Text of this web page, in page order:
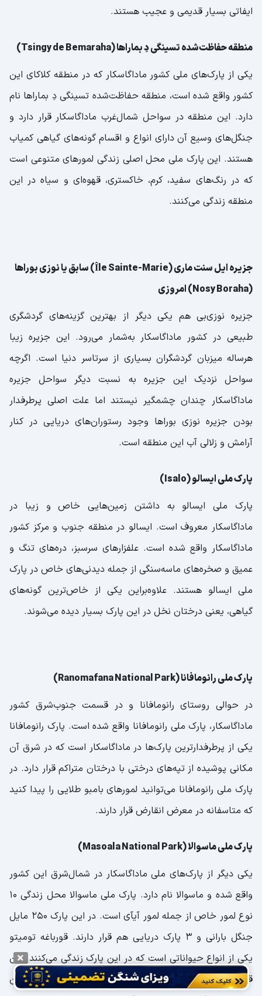
ایفاتی بسیار قدیمی و عجیب هستند.
منطقه حفاظت‌شده تسینگی دِ بماراها (Tsingy de Bemaraha)
یکی از پارک‌های ملی کشور ماداگاسکار که در منطقه کلاکای این
کشور واقع شده است، منطقه حفاظت‌شده تسینگی دِ بماراها نام
دارد. این منطقه در سواحل شمال‌غرب ماداگاسکار قرار دارد و
جنگل‌های وسیع آن دارای انواع و اقسام گونه‌های گیاهی کمیاب
هستند. این پارک ملی محل اصلی زندگی لمورهای متنوعی است
که در رنگ‌های سفید، کرم، خاکستری، قهوه‌ای و سیاه در این
منطقه زندگی می‌کنند.
جزیره ایل سنت ماری (Île Sainte-Marie) سابق یا نوزی بوراها
(Nosy Boraha) امروزی
جزیره نوزی‌بی هم یکی دیگر از بهترین گزینه‌های گردشگری
طبیعی در کشور ماداگاسکار به‌شمار می‌رود. این جزیره زیبا
هرساله میزبان گردشگران بسیاری از سرتاسر دنیا است. اگرچه
سواحل نزدیک این جزیره به نسبت دیگر سواحل جزیره
ماداگاسکار چندان چشمگیر نیستند اما علت اصلی پرطرفدار
بودن جزیره نوزی بوراها وجود رستوران‌های دریایی در کنار
آرامش و زلالی آب این منطقه است.
پارک ملی ایسالو (Isalo)
پارک ملی ایسالو به داشتن زمین‌هایی خاص و زیبا در
ماداگاسکار معروف است. ایسالو در منطقه جنوب و مرکز کشور
ماداگاسکار واقع شده است. علفزارهای سرسبز، دره‌های تنگ و
عمیق و صخره‌های ماسه‌سنگی از جمله دیدنی‌های خاص در پارک
ملی ایسالو هستند. علاوه‌براین یکی از خاص‌ترین گونه‌های
گیاهی، یعنی درختان نخل در این پارک بسیار دیده می‌شوند.
پارک ملی رانومافانا (Ranomafana National Park)
در حوالی روستای رانومافانا و در قسمت جنوب‌شرق کشور
ماداگاسکار، پارک ملی رانومافانا واقع شده است. پارک رانومافانا
یکی از پرطرفدارترین پارک‌ها در ماداگاسکار است که در شرق آن
مکانی پوشیده از تپه‌های درختی با درختان متراکم قرار دارد. در
پارک ملی رانومافانا می‌توانید لمورهای بامبو طلایی را پیدا کنید
که متاسفانه در معرض انقارض قرار دارند.
پارک ملی ماسوالا (Masoala National Park)
یکی دیگر از پارک‌های ملی ماداگاسکار در شمال‌شرق این کشور
واقع شده و ماسوالا نام دارد. پارک ملی ماسوالا محل زندگی 10
نوع لمور خاص از جمله لمور آیآی است. در این پارک 250 مایل
جنگل بارانی و 3 پارک دریایی هم قرار دارند. قورباغه تومیتو
یکی از انواع حیواناتی است که در این پارک زندگی می‌کنند. این
قورباغه رنگی قرمز دارد که همین موضوع باعث معروفیت آن